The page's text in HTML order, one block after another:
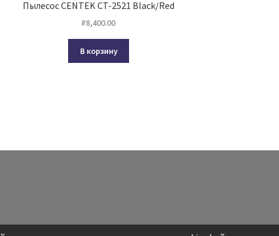
Пылесос CENTEK CT-2521 Black/Red
₽8,400.00
В корзину